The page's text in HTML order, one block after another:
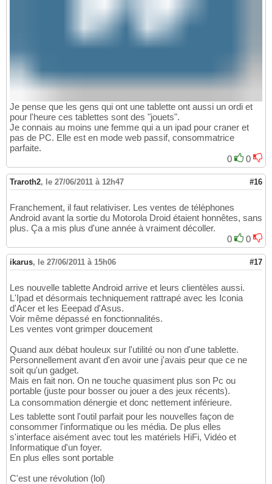
Je pense que les gens qui ont une tablette ont aussi un ordi et
pour l'heure ces tablettes sont des "jouets".
Je connais au moins une femme qui a un ipad pour craner et
pas de PC. Elle est en mode web passif, consommatrice
parfaite.
0
0
Traroth2, le 27/06/2011 à 12h47 #16
Franchement, il faut relativiser. Les ventes de téléphones
Android avant la sortie du Motorola Droid étaient honnêtes, sans
plus. Ça a mis plus d'une année à vraiment décoller.
0
0
ikarus, le 27/06/2011 à 15h06 #17
Les nouvelle tablette Android arrive et leurs clientèles aussi.
L'Ipad et désormais techniquement rattrapé avec les Iconia
d'Acer et les Eeepad d'Asus.
Voir même dépassé en fonctionnalités.
Les ventes vont grimper doucement
Quand aux débat houleux sur l'utilité ou non d'une tablette.
Personnellement avant d'en avoir une j'avais peur que ce ne
soit qu'un gadget.
Mais en fait non. On ne touche quasiment plus son Pc ou
portable (juste pour bosser ou jouer a des jeux récents).
La consommation dénergie et donc nettement inférieure.
Les tablette sont l'outil parfait pour les nouvelles façon de
consommer l'informatique ou les média. De plus elles
s'interface aisément avec tout les matériels HiFi, Vidéo et
Informatique d'un foyer.
En plus elles sont portable
C'est une révolution (lol)